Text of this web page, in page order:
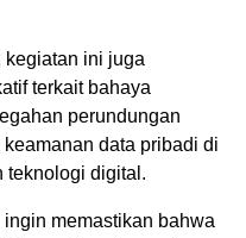
ini juga
terkait bahaya
perundungan
data pribadi di
teknologi digital.
memastikan bahwa